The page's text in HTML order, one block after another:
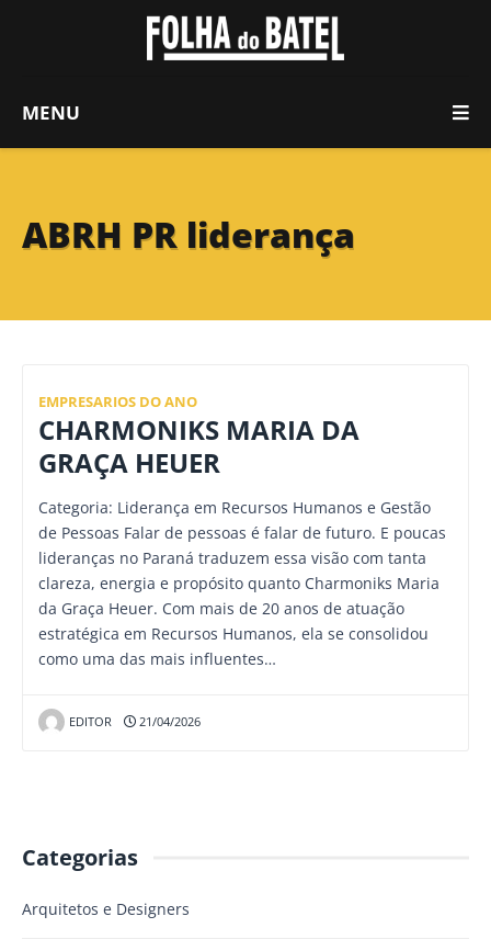
MENU
ABRH PR liderança
EMPRESARIOS DO ANO
CHARMONIKS MARIA DA
GRAÇA HEUER
Categoria: Liderança em Recursos Humanos e Gestão
de Pessoas Falar de pessoas é falar de futuro. E poucas
lideranças no Paraná traduzem essa visão com tanta
clareza, energia e propósito quanto Charmoniks Maria
da Graça Heuer. Com mais de 20 anos de atuação
estratégica em Recursos Humanos, ela se consolidou
como uma das mais influentes…
EDITOR 21/04/2026
Categorias
Arquitetos e Designers